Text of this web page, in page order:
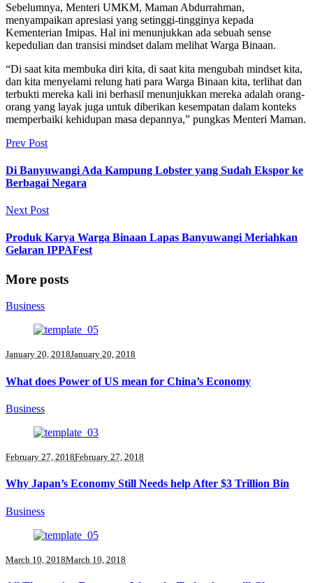
Sebelumnya, Menteri UMKM, Maman Abdurrahman,
menyampaikan apresiasi yang setinggi-tingginya kepada
Kementerian Imipas. Hal ini menunjukkan ada sebuah sense
kepedulian dan transisi mindset dalam melihat Warga Binaan.
“Di saat kita membuka diri kita, di saat kita mengubah mindset kita,
dan kita menyelami relung hati para Warga Binaan kita, terlihat dan
terbukti mereka kali ini berhasil menunjukkan mereka adalah orang-
orang yang layak juga untuk diberikan kesempatan dalam konteks
memperbaiki kehidupan masa depannya,” pungkas Menteri Maman.
Prev Post
Di Banyuwangi Ada Kampung Lobster yang Sudah Ekspor ke
Berbagai Negara
Next Post
Produk Karya Warga Binaan Lapas Banyuwangi Meriahkan
Gelaran IPPAFest
More posts
Business
January 20, 2018January 20, 2018
What does Power of US mean for China’s Economy
Business
February 27, 2018February 27, 2018
Why Japan’s Economy Still Needs help After $3 Trillion Bin
Business
March 10, 2018March 10, 2018